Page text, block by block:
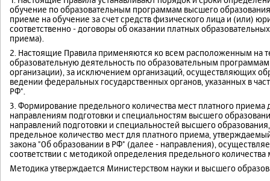
обучение по образовательным программам высшего
приеме на обучение за счет средств физического лица и (или)
соответственно - договоры об оказании платных
приема).
2. Настоящие Правила применяются ко всем расположенным на
образовательную деятельность по образовательным
организации), за исключением организаций, осуществляющих
ведении федеральных государственных органов, указанных в
РФ"
3. Формирование предельного количества мест платного
направлениям подготовки и специальностям высшего
направлений подготовки и специальностей высшего
предельное количество мест для платного приема,
закона "Об образовании в РФ" (далее - направления),
соответствии с методикой определения предельного
Методика утверждается Министерством науки и высшего